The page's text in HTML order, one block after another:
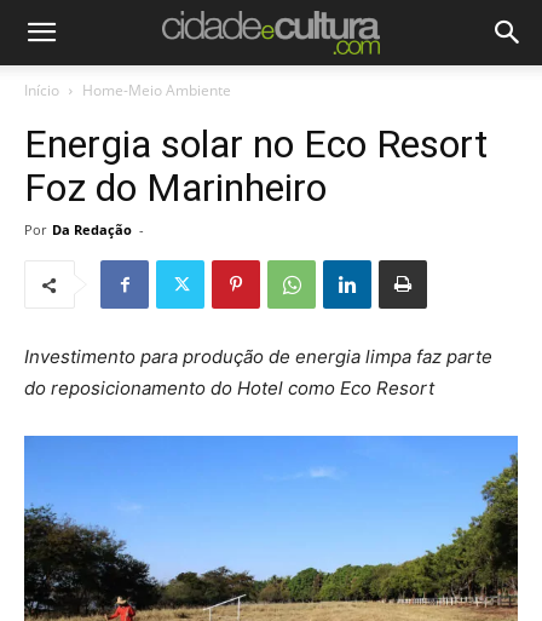
Início Home-Meio Ambiente
Energia solar no Eco Resort
Foz do Marinheiro
Por Da Redação -
Investimento para produção de energia limpa faz parte
do reposicionamento do Hotel como Eco Resort